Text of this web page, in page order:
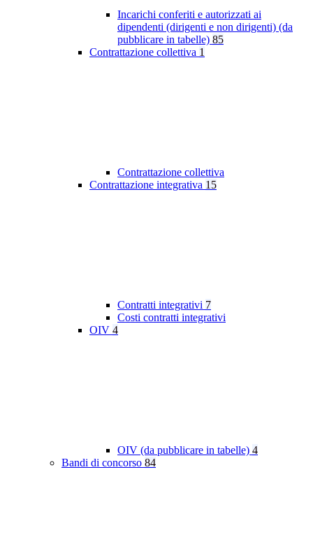
Incarichi conferiti e autorizzati ai
dipendenti (dirigenti e non dirigenti) (da
pubblicare in tabelle) 85
Contrattazione collettiva 1
Contrattazione collettiva
Contrattazione integrativa 15
Contratti integrativi 7
Costi contratti integrativi
OIV 4
OIV (da pubblicare in tabelle) 4
Bandi di concorso 84